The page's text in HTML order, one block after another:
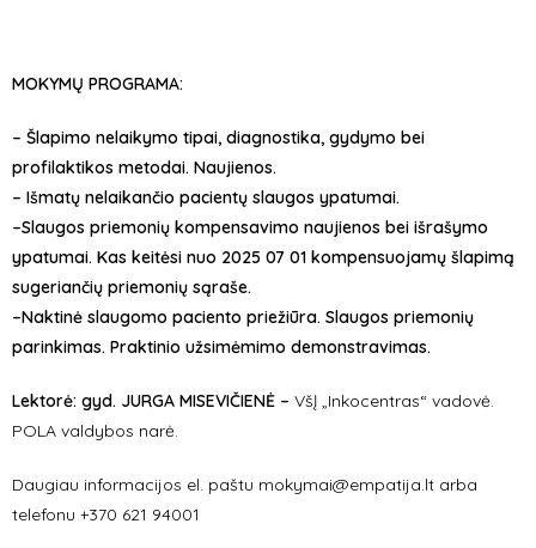
MOKYMŲ PROGRAMA:
– Šlapimo nelaikymo tipai, diagnostika, gydymo bei
profilaktikos metodai. Naujienos.
– Išmatų nelaikančio pacientų slaugos ypatumai.
–Slaugos priemonių kompensavimo naujienos bei išrašymo
ypatumai. Kas keitėsi nuo 2025 07 01 kompensuojamų šlapimą
sugeriančių priemonių sąraše.
–Naktinė slaugomo paciento priežiūra. Slaugos priemonių
parinkimas. Praktinio užsimėmimo demonstravimas.
Lektorė: gyd. JURGA MISEVIČIENĖ – VšĮ „Inkocentras“ vadovė.
POLA valdybos narė.
Daugiau informacijos el. paštu mokymai@empatija.lt arba
telefonu +370 621 94001